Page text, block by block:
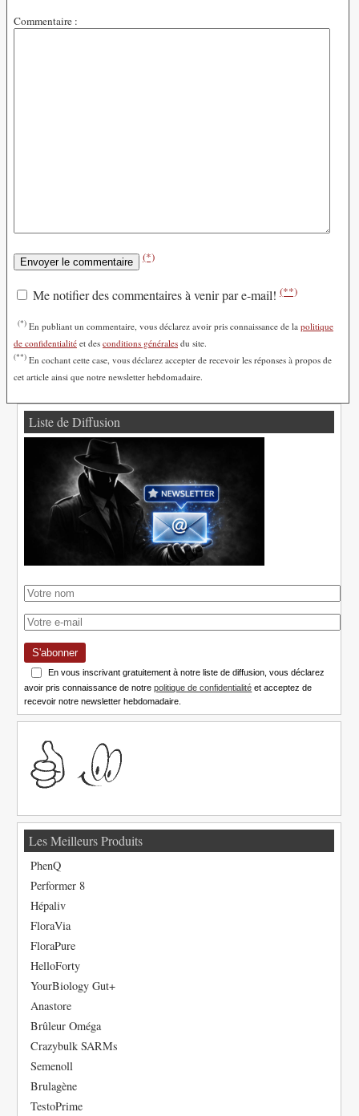
Commentaire :
(*)
Me notifier des commentaires à venir par e-mail! (**)
(*) En publiant un commentaire, vous déclarez avoir pris connaissance de la politique
de confidentialité et des conditions générales du site.
(**) En cochant cette case, vous déclarez accepter de recevoir les réponses à propos de
cet article ainsi que notre newsletter hebdomadaire.
Liste de Diffusion
S'abonner
En vous inscrivant gratuitement à notre liste de diffusion, vous déclarez
avoir pris connaissance de notrepolitique de confidentialité et acceptez de
recevoir notre newsletter hebdomadaire.
Les Meilleurs Produits
PhenQ
Performer 8
Hépaliv
FloraVia
FloraPure
HelloForty
YourBiology Gut+
Anastore
Brûleur Oméga
Crazybulk SARMs
Semenoll
Brulagène
TestoPrime